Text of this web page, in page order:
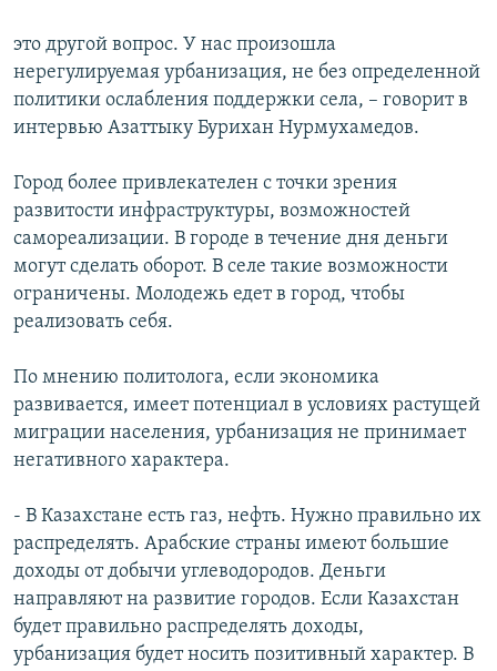
это другой вопрос. У нас произошла
нерегулируемая урбанизация, не без определенной
политики ослабления поддержки села, – говорит в
интервью Азаттыку Бурихан Нурмухамедов.
Город более привлекателен с точки зрения
развитости инфраструктуры, возможностей
самореализации. В городе в течение дня деньги
могут сделать оборот. В селе такие возможности
ограничены. Молодежь едет в город, чтобы
реализовать себя.
По мнению политолога, если экономика
развивается, имеет потенциал в условиях растущей
миграции населения, урбанизация не принимает
негативного характера.
- В Казахстане есть газ, нефть. Нужно правильно их
распределять. Арабские страны имеют большие
доходы от добычи углеводородов. Деньги
направляют на развитие городов. Если Казахстан
будет правильно распределять доходы,
урбанизация будет носить позитивный характер. В